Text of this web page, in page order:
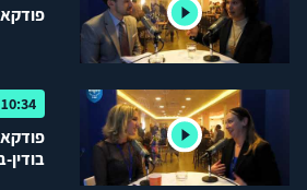
10:34
בודין-